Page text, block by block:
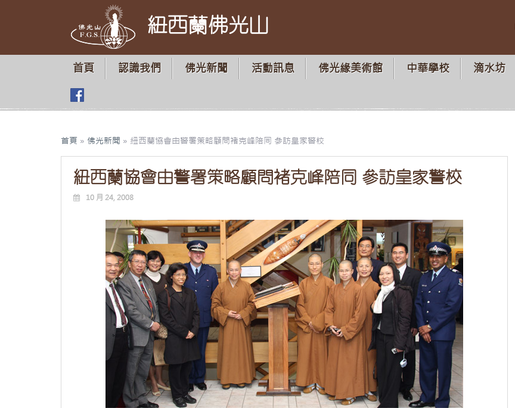
紐西蘭佛光山
首頁 認識我們 佛光新聞 活動訊息 佛光緣美術館 中華學校 滴水坊
首頁 » 佛光新聞 » 紐西蘭協會由警署策略顧問褚克峰陪同 參訪皇家警校
紐西蘭協會由警署策略顧問褚克峰陪同 參訪皇家警校
10 月 24, 2008